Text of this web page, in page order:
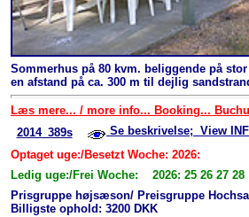
Sommerhus på 80 kvm. beliggende på
en afstand på ca. 300 m til dejlig
Læs mere... / more info... Booking...
2014_389s
Se beskrivelse; View
Optaget uge:/Besetzt Woche: 2026:
Ledig uge:/Frei Woche: 2026: 25 26 27 28
Prisgruppe højsæson/ Preisgruppe
Billigste ophold: 3200 DKK